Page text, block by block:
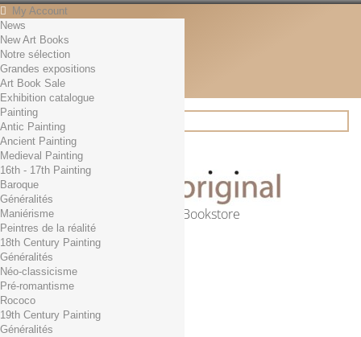
My Account
Contact
English
English
Français
News
Search
Online Art Bookstore
Cart (empty)
No products
Free shipping!
0,00 € Total
Check out
News
New Art Books
Notre sélection
Grandes expositions
Art Book Sale
Exhibition catalogue
Painting
Antic Painting
Ancient Painting
Medieval Painting
16th - 17th Painting
Baroque
Généralités
Maniérisme
Peintres de la réalité
18th Century Painting
Généralités
Néo-classicisme
Pré-romantisme
Rococo
19th Century Painting
Généralités